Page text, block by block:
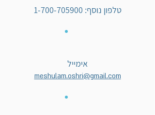
טלפון נוסף: 1-700-705900
אימייל
meshulam.oshri@gmail.com